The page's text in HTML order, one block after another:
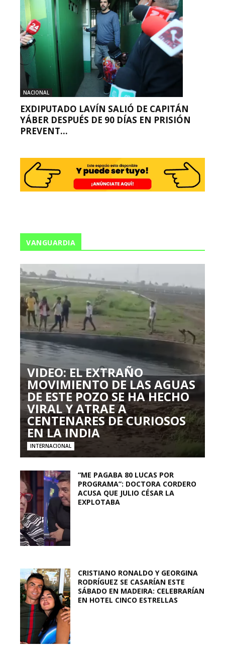
NACIONAL
EXDIPUTADO LAVÍN SALIÓ DE CAPITÁN
YÁBER DESPUÉS DE 90 DÍAS EN PRISIÓN
PREVENT...
VANGUARDIA
VIDEO: EL EXTRAÑO
MOVIMIENTO DE LAS AGUAS
DE ESTE POZO SE HA HECHO
VIRAL Y ATRAE A
CENTENARES DE CURIOSOS
EN LA INDIA
INTERNACIONAL
“ME PAGABA 80 LUCAS POR
PROGRAMA”: DOCTORA CORDERO
ACUSA QUE JULIO CÉSAR LA
EXPLOTABA
CRISTIANO RONALDO Y GEORGINA
RODRÍGUEZ SE CASARÍAN ESTE
SÁBADO EN MADEIRA: CELEBRARÍAN
EN HOTEL CINCO ESTRELLAS